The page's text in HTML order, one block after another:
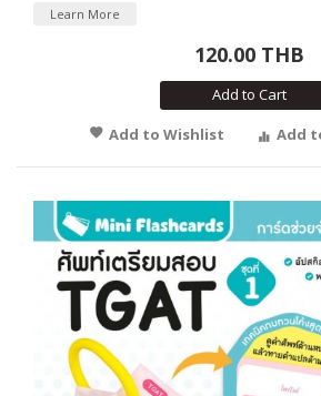
Learn More
120.00 THB
Add to Cart
Add to Wishlist
Add